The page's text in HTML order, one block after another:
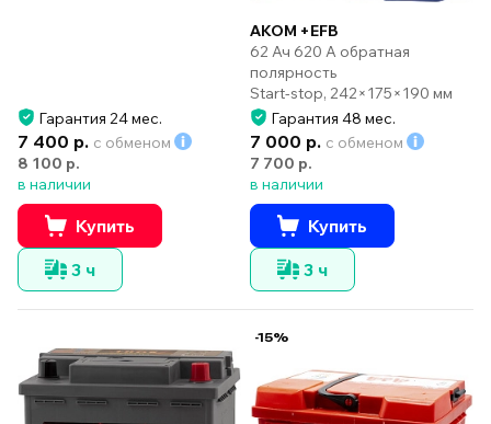
Гарантия 24 мес.
7 400 р. с обменом
8 100 р.
в наличии
Купить
3 ч
AKOM +EFB
62 Ач 620 А обратная
полярность
Start-stop, 242×175×190 мм
Гарантия 48 мес.
7 000 р. с обменом
7 700 р.
в наличии
Купить
3 ч
-15%